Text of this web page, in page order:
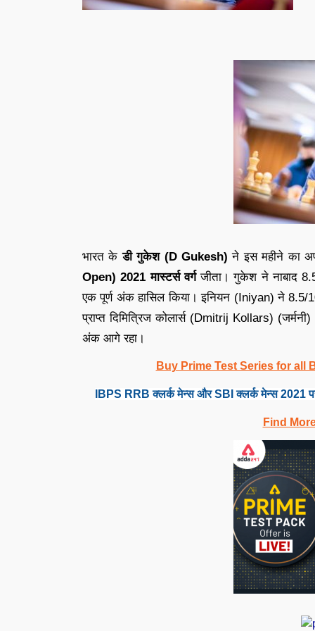
भारत केडी गुकेश (D Gukesh)ने इस महीने का
Open) 2021 मास्टर्स वर्गजीता। गुकेश ने नाबाद
एक पूर्ण अंक हासिल किया। इनियन (Iniyan) ने 8.5/
प्राप्त दिमित्रिज कोलार्स (Dmitrij Kollars)
अंक आगे रहा।
Buy Prime Test Series for all
IBPS RRB क्लर्क मेन्स और SBI क्लर्क मेन्स 2021
Find